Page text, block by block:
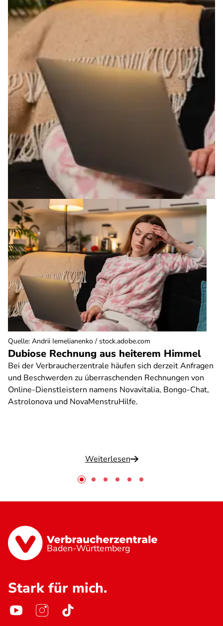
Dubiose Rechnung aus heiterem Himmel
Bei der Verbraucherzentrale häufen sich derzeit Anfragen
und Beschwerden zu überraschenden Rechnungen von
Online-Dienstleistern namens Novavitalia, Bongo-Chat,
Astrolonova und NovaMenstruHilfe.
Weiterlesen
Quelle: Andrii Iemelianenko / stock.adobe.com
Baden-Württemberg
Stark für mich.